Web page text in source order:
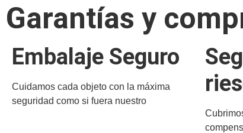
Garantías y
Embalaje Seguro
Cuidamos cada objeto con la máxima
seguridad como si fuera nuestro